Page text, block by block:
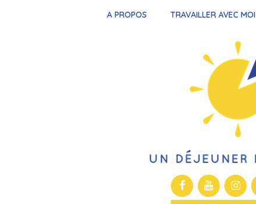
A PROPOS TRAVAILLER AVEC MOI